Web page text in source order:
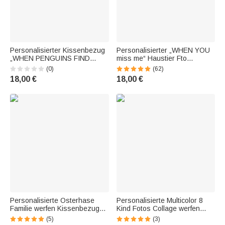
Personalisierter Kissenbezug
„WHEN PENGUINS FIND
THEIR MATE, THEY STAY
TOGETHER FOREVER“
Weihnachten Jahrestag
Paare
(0)
18,00 €
Personalisierter „WHEN YOU
miss me“ Haustier Fto
Kissenbezug mit Namen
Mehrfarbige Haus Deko
Erinnerungsgeschenk für
(62)
18,00 €
Personalisierte Osterhase
Familie werfen Kissenbezug
mit Namen weich und bequem
(5)
Personalisierte Multicolor 8
Kind Fotos Collage werfen
Kissenbezug mit Text Home
(3)